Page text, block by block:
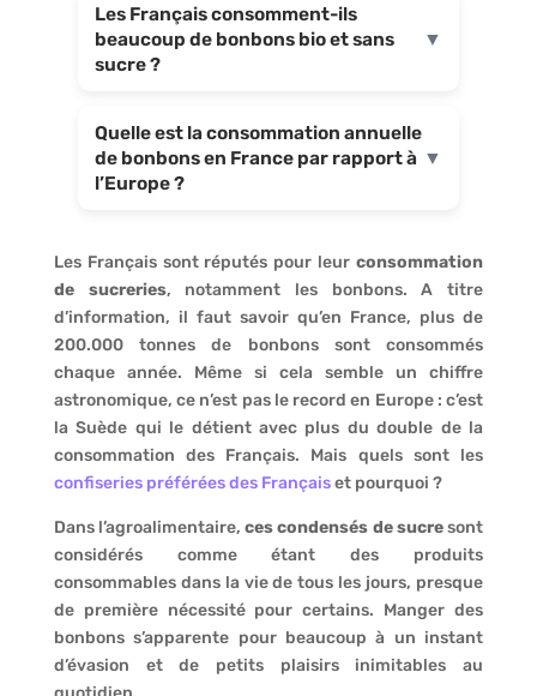
Les Français consomment-ils
beaucoup de bonbons bio et sans
sucre ?
▼
Quelle est la consommation annuelle
de bonbons en France par rapport à
l’Europe ?
▼
Les Français sont réputés pour leurconsommation
de sucreries, notamment les bonbons. A titre
d’information, il faut savoir qu’en France, plus de
200.000 tonnes de bonbons sont consommés
chaque année. Même si cela semble un chiffre
astronomique, ce n’est pas le record en Europe : c’est
la Suède qui le détient avec plus du double de la
consommation des Français. Mais quels sont les
confiseries préférées des Françaiset pourquoi ?
Dans l’agroalimentaire,ces condensés de sucresont
considérés comme étant des produits
consommables dans la vie de tous les jours, presque
de première nécessité pour certains. Manger des
bonbons s’apparente pour beaucoup à un instant
d’évasion et de petits plaisirs inimitables au